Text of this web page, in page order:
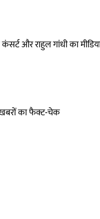
और राहुल गांधी का
का फैक्ट-चेक